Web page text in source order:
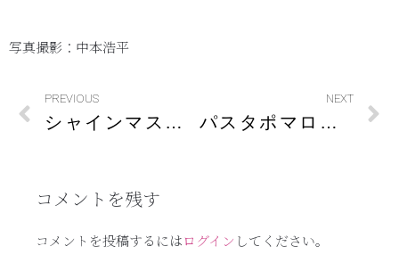
写真撮影：中本浩平
PREVIOUS
シャインマスカットのサラダ
NEXT
パスタポマローラ
コメントを残す
コメントを投稿するにはログイン してください。